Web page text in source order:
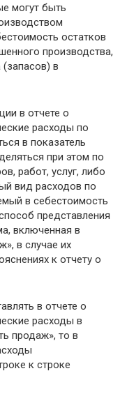
могут быть
остатков
производства,
(запасов) в
в отчете о
расходы по
в показатель
при этом по
работ, услуг, либо
вид расходов по
в себестоимость
представления
включенная в
в случае их
к отчету о
в отчете о
расходы в
продаж», то в
к строке